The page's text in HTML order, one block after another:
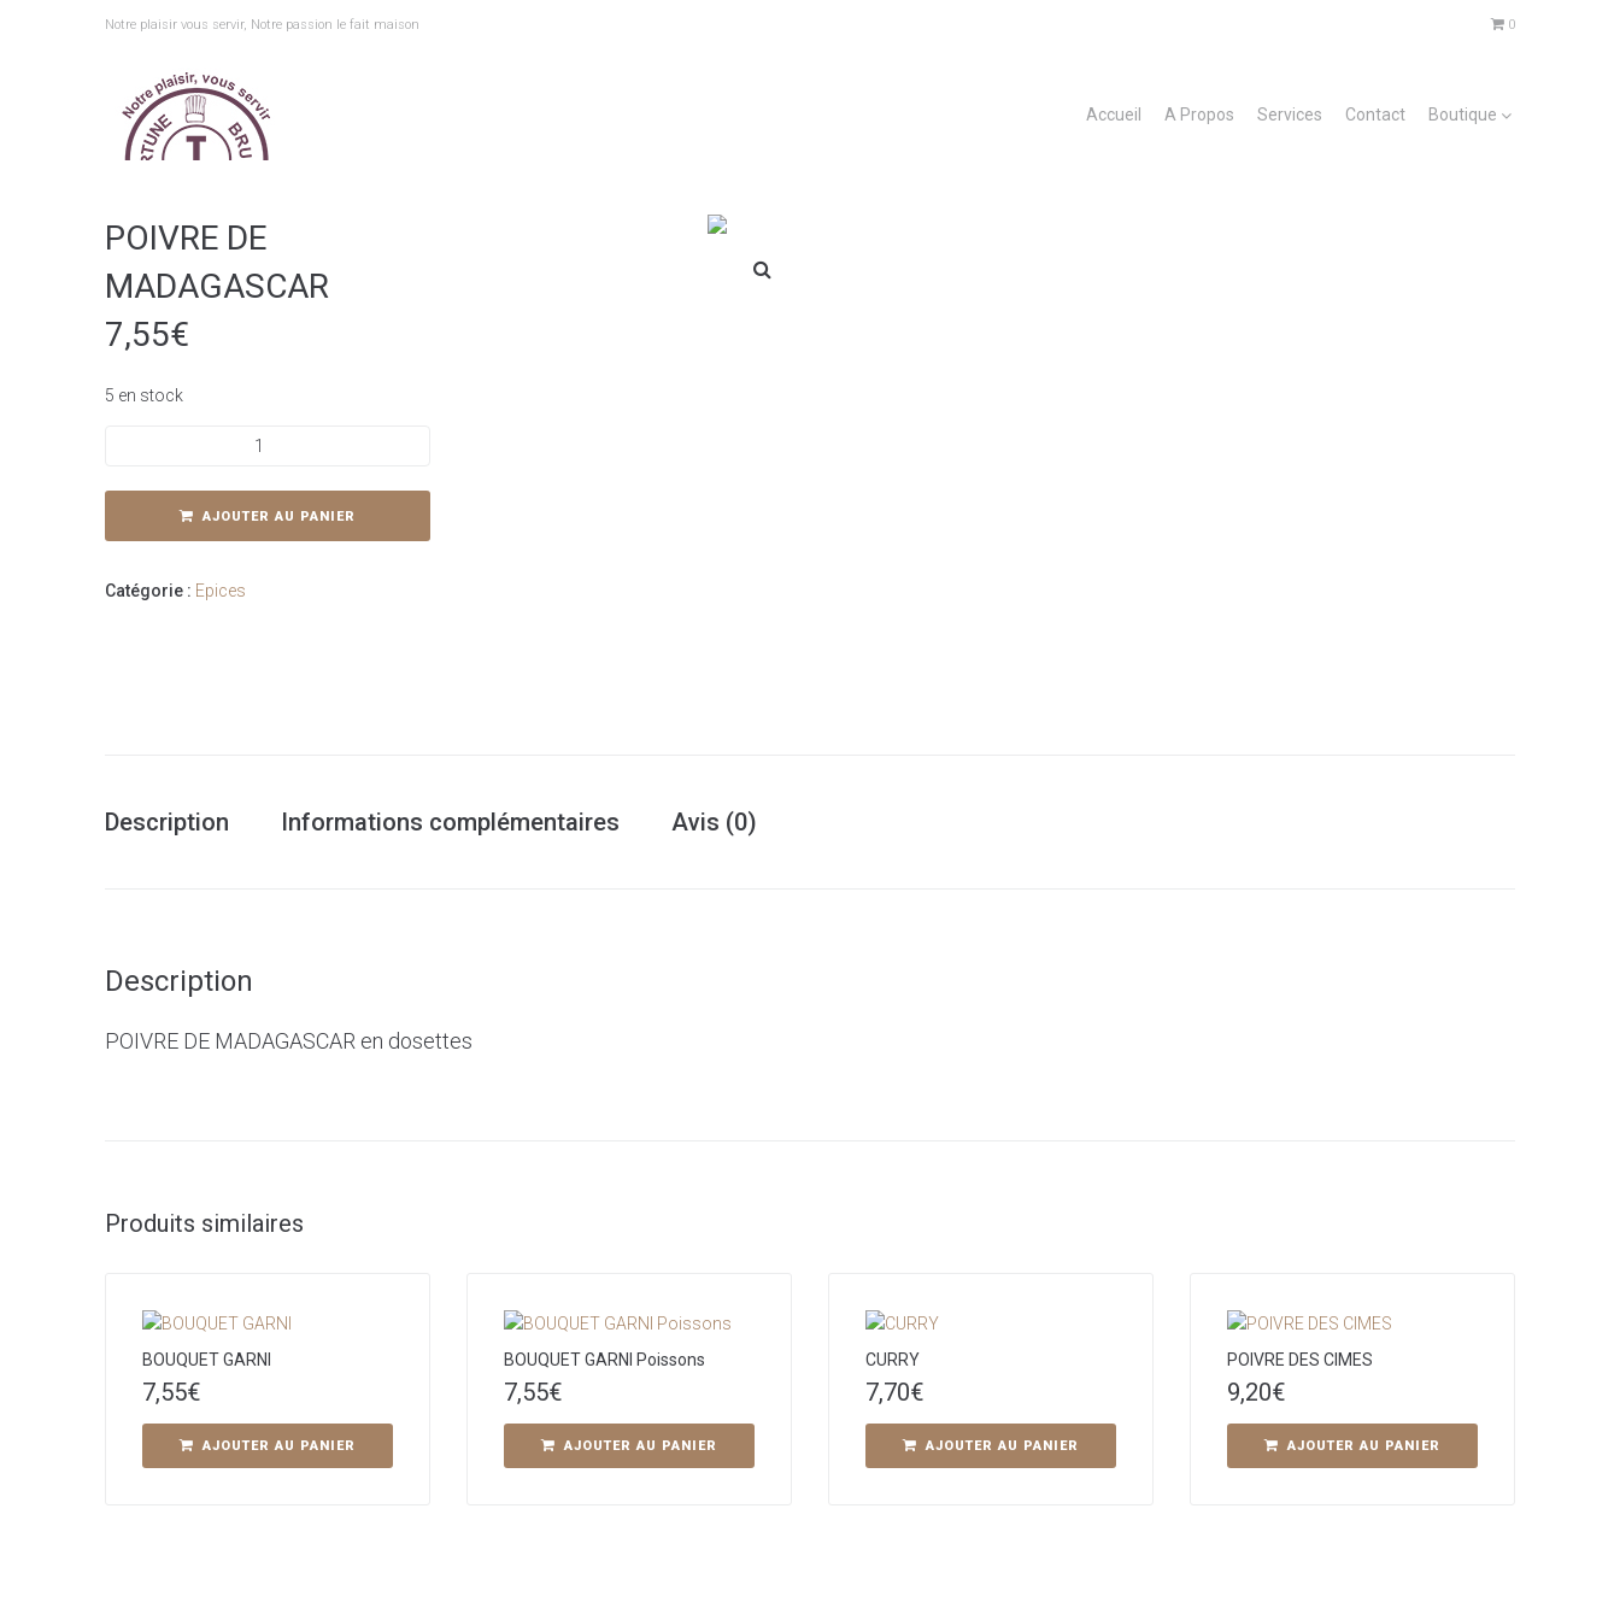
Notre plaisir vous servir, Notre passion le fait maison 0
Accueil A Propos Services Contact Boutique
POIVRE DE
MADAGASCAR
7,55€
5 en stock
POIVRE
MADAGASCAR
AJOUTER AU PANIER
Catégorie : Epices
Description Informations complémentaires Avis (0)
Description
POIVRE DE MADAGASCAR en dosettes
Produits similaires
BOUQUET GARNI
7,55€
AJOUTER AU PANIER
BOUQUET GARNI Poissons
7,55€
AJOUTER AU PANIER
CURRY
7,70€
AJOUTER AU PANIER
POIVRE DES CIMES
9,20€
AJOUTER AU PANIER